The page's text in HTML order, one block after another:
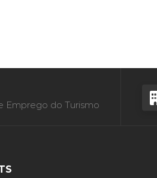
Emprego do Turismo